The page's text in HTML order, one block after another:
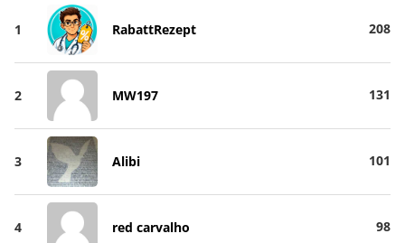
1 RabattRezept 208
2 MW197 131
3 Alibi 101
4 red carvalho 98